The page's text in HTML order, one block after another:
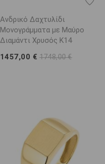
Ανδρικό Δαχτυλίδι
Μονογράμματα με Μαύρο
Διαμάντι Χρυσός K14
1457,00 € 1748,00 €